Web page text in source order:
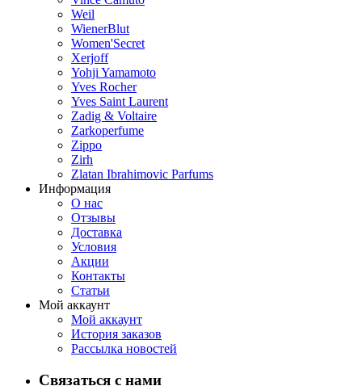
Weil
WienerBlut
Women'Secret
Xerjoff
Yohji Yamamoto
Yves Rocher
Yves Saint Laurent
Zadig & Voltaire
Zarkoperfume
Zippo
Zirh
Zlatan Ibrahimovic Parfums
Информация
О нас
Отзывы
Доставка
Условия
Aкции
Контакты
Статьи
Мой аккаунт
Мой аккаунт
История заказов
Рассылка новостей
Связаться с нами